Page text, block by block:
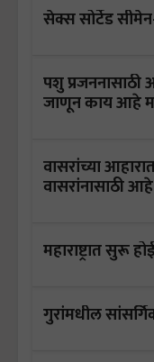
सेक्स सोर्टेड
पशु
जाणून काय आहे
वासरांच्या
वासरांनासाठी आहे
महाराष्ट्रात सुरू
गुरांमधील